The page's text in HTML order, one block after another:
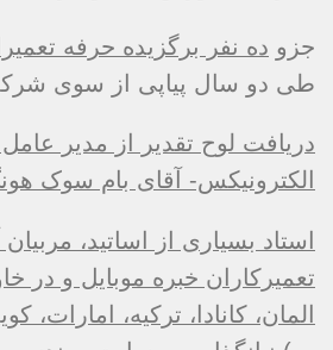
جزو ده نفر برگزیده حرفه
طی دو سال پیاپی از سوی
دریافت لوح تقدیر از مدیر
الکترونیکس- آقای بام سوک
استاد بسیاری از اساتید،
تعمیرکاران خبره موبایل و در
المان، کانادا، ترکیه، امارات،